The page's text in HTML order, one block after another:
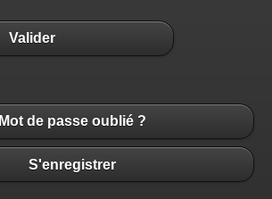
Valider
Mot de passe oublié ?
S'enregistrer